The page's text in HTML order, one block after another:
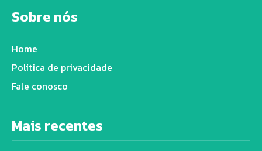
Sobre nós
Home
Política de privacidade
Fale conosco
Mais recentes